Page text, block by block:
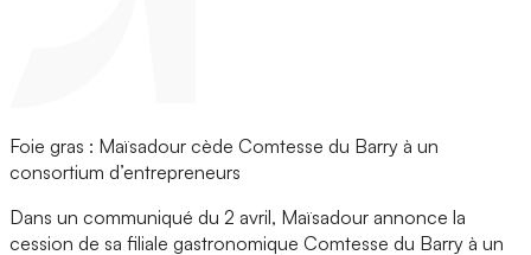
Foie gras : Maïsadour cède Comtesse du Barry à un
consortium d’entrepreneurs
Dans un communiqué du 2 avril, Maïsadour annonce la
cession de sa filiale gastronomique Comtesse du Barry à un